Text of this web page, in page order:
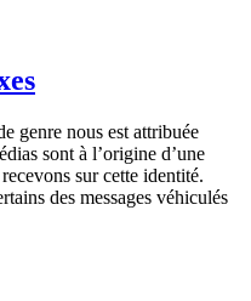
genre nous est attribuée
sont à l’origine d’une
sur cette identité.
des messages véhiculés